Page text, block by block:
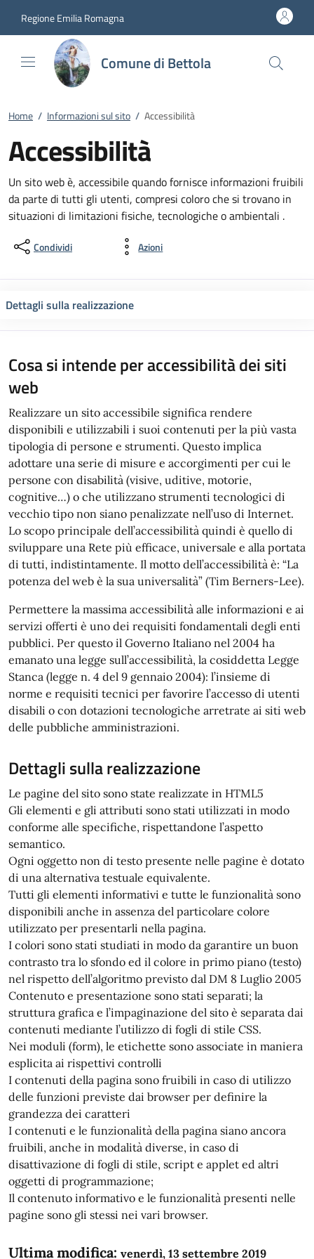
Regione Emilia Romagna
Comune di Bettola
Home / Informazioni sul sito / Accessibilità
Accessibilità
Un sito web è, accessibile quando fornisce informazioni fruibili
da parte di tutti gli utenti, compresi coloro che si trovano in
situazioni di limitazioni fisiche, tecnologiche o ambientali .
Condividi Azioni
Dettagli sulla realizzazione
Cosa si intende per accessibilità dei siti
web
Realizzare un sito accessibile significa rendere
disponibili e utilizzabili i suoi contenuti per la più vasta
tipologia di persone e strumenti. Questo implica
adottare una serie di misure e accorgimenti per cui le
persone con disabilità (visive, uditive, motorie,
cognitive…) o che utilizzano strumenti tecnologici di
vecchio tipo non siano penalizzate nell’uso di Internet.
Lo scopo principale dell’accessibilità quindi è quello di
sviluppare una Rete più efficace, universale e alla portata
di tutti, indistintamente. Il motto dell’accessibilità è: “La
potenza del web è la sua universalità” (Tim Berners-Lee).
Permettere la massima accessibilità alle informazioni e ai
servizi offerti è uno dei requisiti fondamentali degli enti
pubblici. Per questo il Governo Italiano nel 2004 ha
emanato una legge sull’accessibilità, la cosiddetta Legge
Stanca (legge n. 4 del 9 gennaio 2004): l’insieme di
norme e requisiti tecnici per favorire l’accesso di utenti
disabili o con dotazioni tecnologiche arretrate ai siti web
delle pubbliche amministrazioni.
Dettagli sulla realizzazione
Le pagine del sito sono state realizzate in HTML5
Gli elementi e gli attributi sono stati utilizzati in modo
conforme alle specifiche, rispettandone l’aspetto
semantico.
Ogni oggetto non di testo presente nelle pagine è dotato
di una alternativa testuale equivalente.
Tutti gli elementi informativi e tutte le funzionalità sono
disponibili anche in assenza del particolare colore
utilizzato per presentarli nella pagina.
I colori sono stati studiati in modo da garantire un buon
contrasto tra lo sfondo ed il colore in primo piano (testo)
nel rispetto dell’algoritmo previsto dal DM 8 Luglio 2005
Contenuto e presentazione sono stati separati; la
struttura grafica e l’impaginazione del sito è separata dai
contenuti mediante l’utilizzo di fogli di stile CSS.
Nei moduli (form), le etichette sono associate in maniera
esplicita ai rispettivi controlli
I contenuti della pagina sono fruibili in caso di utilizzo
delle funzioni previste dai browser per definire la
grandezza dei caratteri
I contenuti e le funzionalità della pagina siano ancora
fruibili, anche in modalità diverse, in caso di
disattivazione di fogli di stile, script e applet ed altri
oggetti di programmazione;
Il contenuto informativo e le funzionalità presenti nelle
pagine sono gli stessi nei vari browser.
Ultima modifica: venerdì, 13 settembre 2019